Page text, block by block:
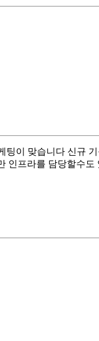
이 맞습니다 신규
프라를 담당할수